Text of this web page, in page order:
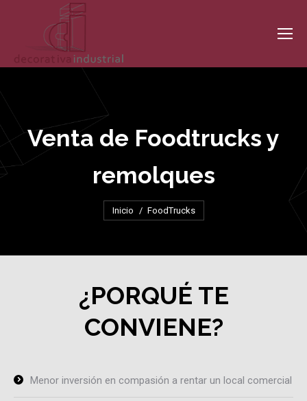
Venta de Foodtrucks y
remolques
Estás aquí:
Inicio FoodTrucks
¿PORQUÉ TE
CONVIENE?
Menor inversión en compasión a rentar un local comercial